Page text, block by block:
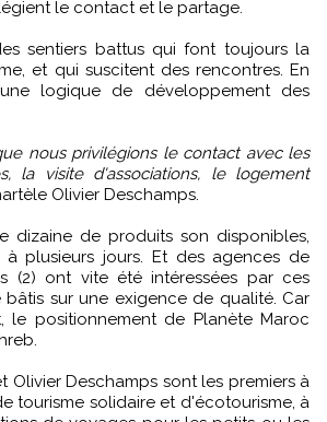
le contact et le partage.
sentiers battus qui font toujours la
et qui suscitent des rencontres. En
logique de développement des
nous privilégions le contact avec les
la visite d'associations, le logement
Olivier Deschamps.
dizaine de produits son disponibles,
plusieurs jours. Et des agences de
(2) ont vite été intéressées par ces
bâtis sur une exigence de qualité. Car
le positionnement de Planète Maroc
Olivier Deschamps sont les premiers à
tourisme solidaire et d'écotourisme, à